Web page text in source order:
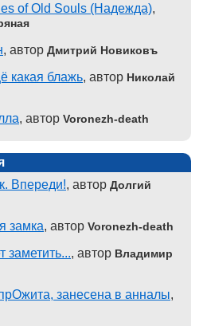
of Old Souls (Надежда),
, автор Дмитрий Новиковъ
какая блажь, автор Николай
, автор Voronezh-death
Впереди!, автор Долгий
замка, автор Voronezh-death
заметить..., автор Владимир
занесена в анналы,